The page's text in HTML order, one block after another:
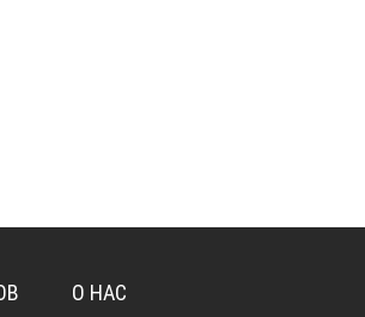
О НАС